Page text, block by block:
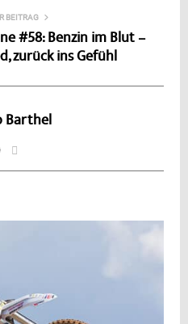
BEITRAG
#58: Benzin im Blut –
zurück ins Gefühl
Barthel